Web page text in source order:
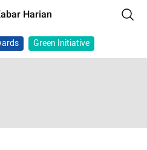
Harian
Green Initiative